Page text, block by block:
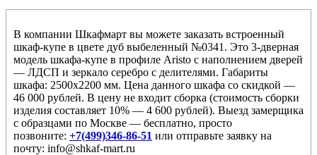
В компании Шкафмарт вы можете заказать встроенный
шкаф-купе в цвете дуб выбеленный №0341. Это 3-дверная
модель шкафа-купе в профиле Aristo с наполнением дверей
— ЛДСП и зеркало серебро с делителями. Габариты
шкафа: 2500х2200 мм. Цена данного шкафа со скидкой —
46 000 рублей. В цену не входит сборка (стоимость сборки
изделия составляет 10% — 4 600 рублей). Выезд замерщика
с образцами по Москве — бесплатно, просто
позвоните: +7(499)346-86-51 или отправьте заявку на
почту: info@shkaf-mart.ru